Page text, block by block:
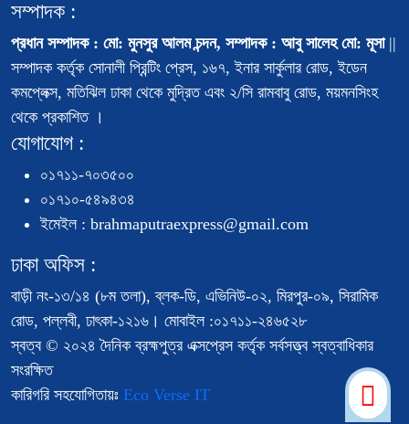
সম্পাদক :
প্রধান সম্পাদক : মো: মুনসুর আলম চন্দন, সম্পাদক : আবু সালেহ মো: মূসা||
সম্পাদক কর্তৃক সোনালী প্রিন্টিং প্রেস, ১৬৭, ইনার সার্কুলার রোড, ইডেন
কমপ্লেক্স, মতিঝিল ঢাকা থেকে মুদ্রিত এবং ২/সি রামবাবু রোড, ময়মনসিংহ
থেকে প্রকাশিত ।
যোগাযোগ :
০১৭১১-৭০৩৫০০
০১৭১০-৫৪৯৪৩৪
ইমেইল : brahmaputraexpress@gmail.com
ঢাকা অফিস :
বাড়ী নং-১৩/১৪ (৮ম তলা), ব্লক-ডি, এভিনিউ-০২, মিরপুর-০৯, সিরামিক
রোড, পল্লবী, ঢাৎকা-১২১৬। মোবাইল :০১৭১১-২৪৬৫২৮
স্বত্ব © ২০২৪ দৈনিক ব্রহ্মপুত্র এক্সপ্রেস কর্তৃক সর্বসত্ত্ব স্বত্বাধিকার
সংরক্ষিত
কারিগরি সহযোগিতায়ঃ Eco Verse IT